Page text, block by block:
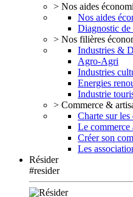
> Nos aides
Nos aides
Diagnostic
> Nos filières
Industries &
Agro-Agri
Industries
Energies
Industrie
> Commerce &
Charte sur les
Le commerce
Créer son
Les
Résider
#resider